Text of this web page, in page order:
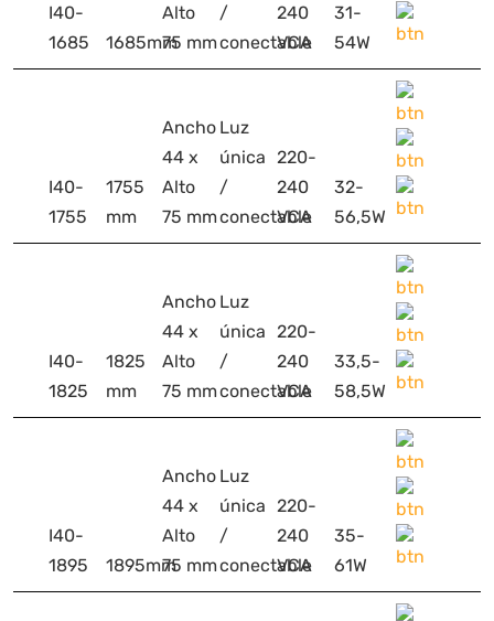
I40-
1685
1685mm
Alto
75 mm
/
conectable
240
VCA
31-
54W
I40-
1755
1755
mm
Ancho
44 x
Alto
75 mm
Luz
única
/
conectable
220-
240
VCA
32-
56,5W
I40-
1825
1825
mm
Ancho
44 x
Alto
75 mm
Luz
única
/
conectable
220-
240
VCA
33,5-
58,5W
I40-
1895
1895mm
Ancho
44 x
Alto
75 mm
Luz
única
/
conectable
220-
240
VCA
35-
61W